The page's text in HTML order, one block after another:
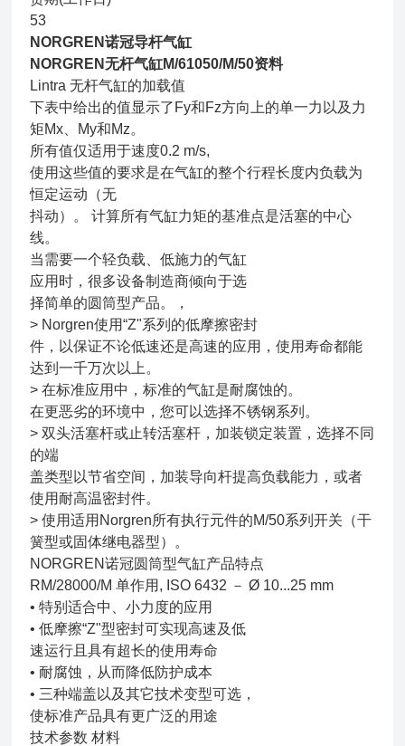
53
NORGREN诺冠导杆气缸
NORGREN无杆气缸M/61050/M/50资料
Lintra 无杆气缸的加载值
下表中给出的值显示了Fy和Fz方向上的单一力以及力
矩Mx、My和Mz。
所有值仅适用于速度0.2 m/s,
使用这些值的要求是在气缸的整个行程长度内负载为
恒定运动（无
抖动）。 计算所有气缸力矩的基准点是活塞的中心
线。
当需要一个轻负载、低施力的气缸
应用时，很多设备制造商倾向于选
择简单的圆筒型产品。，
> Norgren使用“Z"系列的低摩擦密封
件，以保证不论低速还是高速的应用，使用寿命都能
达到一千万次以上。
> 在标准应用中，标准的气缸是耐腐蚀的。
在更恶劣的环境中，您可以选择不锈钢系列。
> 双头活塞杆或止转活塞杆，加装锁定装置，选择不同
的端
盖类型以节省空间，加装导向杆提高负载能力，或者
使用耐高温密封件。
> 使用适用Norgren所有执行元件的M/50系列开关（干
簧型或固体继电器型）。
NORGREN诺冠圆筒型气缸产品特点
RM/28000/M 单作用, ISO 6432 － Ø 10...25 mm
• 特别适合中、小力度的应用
• 低摩擦“Z"型密封可实现高速及低
速运行且具有超长的使用寿命
• 耐腐蚀，从而降低防护成本
• 三种端盖以及其它技术变型可选，
使标准产品具有更广泛的用途
技术参数 材料